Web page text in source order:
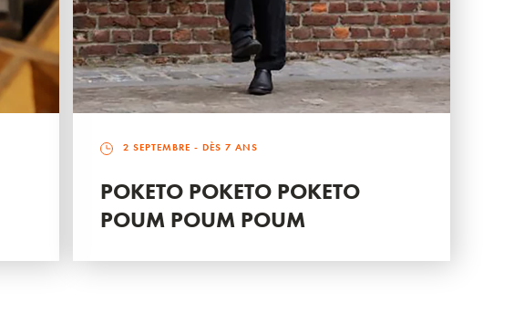
2 SEPTEMBRE - DÈS 7 ANS
POKETO POKETO POKETO
POUM POUM POUM